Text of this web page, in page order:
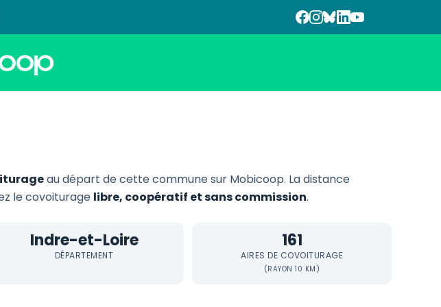
au départ de cette commune sur Mobicoop. La distance
le covoiturage libre, coopératif et sans commission.
Indre-et-Loire
DÉPARTEMENT
161
AIRES DE COVOITURAGE
(RAYON 10 KM)